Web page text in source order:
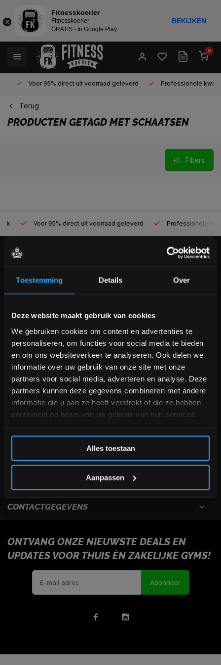
Toestemming Details Over
Deze website maakt gebruik van cookies
We gebruiken cookies om content en advertenties te
personaliseren, om functies voor social media te bieden
en om ons websiteverkeer te analyseren. Ook delen we
informatie over uw gebruik van onze site met onze
partners voor social media, adverteren en analyse. Deze
partners kunnen deze gegevens combineren met andere
informatie die u aan ze heeft verstrekt of die ze hebben
verzameld op basis van uw gebruik van hun services.
Alles toestaan
Aanpassen
0
Voor 95% direct uit voorraad geleverd Professionele kwaliteit
Terug
PRODUCTEN GETAGD MET SCHAATSEN
Filters
Voor 95% direct uit voorraad geleverd Professionele
KLANTENSERVICE
+31 (0)24 645 1309
CONTACTGEGEVENS
ONTVANG ONZE NIEUWSTE DEALS EN
UPDATES VOOR THUIS ÉN ZAKELIJKE GYMS!
Abonneer
Bam! 5% korting op je volgende
Schrijf je in voor onze nieuwsbrief om op de hoogte te
blijven over onze nieuwe producten, deals en meer
interessante info. Ontvang 5% korting op je eerstvolgende
aankoop! 😀
Inschrijven
*Verzendkosten vallen buiten de korting
Fitnesskoerier
Fitnesskoerier
GRATIS - In Google Play
BEKIJKEN